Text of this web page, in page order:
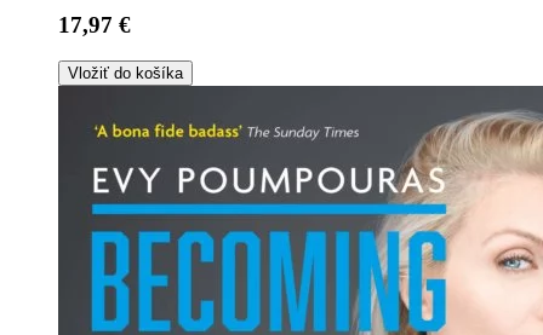
17,97 €
Vložiť do košíka